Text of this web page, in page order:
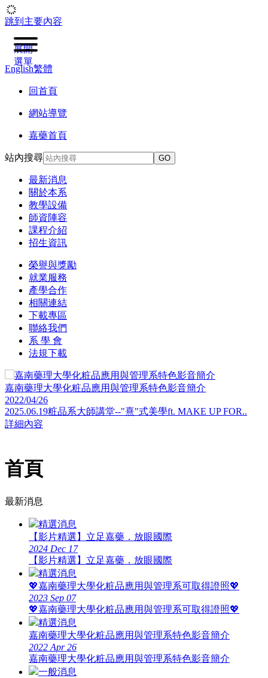
跳到主要內容
展開
選單
English繁體
回首頁
網站導覽
嘉藥首頁
站內搜尋 GO
最新消息
關於本系
教學設備
師資陣容
課程介紹
招生資訊
榮譽與獎勵
就業服務
產學合作
相關連結
下載專區
聯絡我們
系 學 會
法規下載
嘉南藥理大學化粧品應用與管理系特色影音簡介
2022/04/26
2025.06.19粧品系大師講堂--"熹"式美學ft. MAKE UP FOR..
詳細內容
首頁
最新消息
精選消息
【影片精選】立足嘉藥．放眼國際
2024 Dec 17
【影片精選】立足嘉藥．放眼國際
精選消息
💖嘉南藥理大學化粧品應用與管理系可取得證照💖
2023 Sep 07
💖嘉南藥理大學化粧品應用與管理系可取得證照💖
精選消息
嘉南藥理大學化粧品應用與管理系特色影音簡介
2022 Apr 26
嘉南藥理大學化粧品應用與管理系特色影音簡介
一般消息